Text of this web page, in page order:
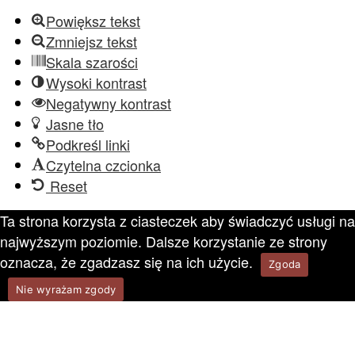
Powiększ tekst
Zmniejsz tekst
Skala szarości
Wysoki kontrast
Negatywny kontrast
Jasne tło
Podkreśl linki
Czytelna czcionka
Reset
Ta strona korzysta z ciasteczek aby świadczyć usługi na
najwyższym poziomie. Dalsze korzystanie ze strony
oznacza, że zgadzasz się na ich użycie.
Zgoda
Nie wyrażam zgody